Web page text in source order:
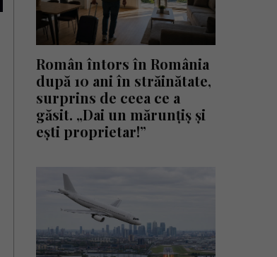
Român întors în România
după 10 ani în străinătate,
surprins de ceea ce a
găsit. „Dai un mărunțiș și
ești proprietar!”